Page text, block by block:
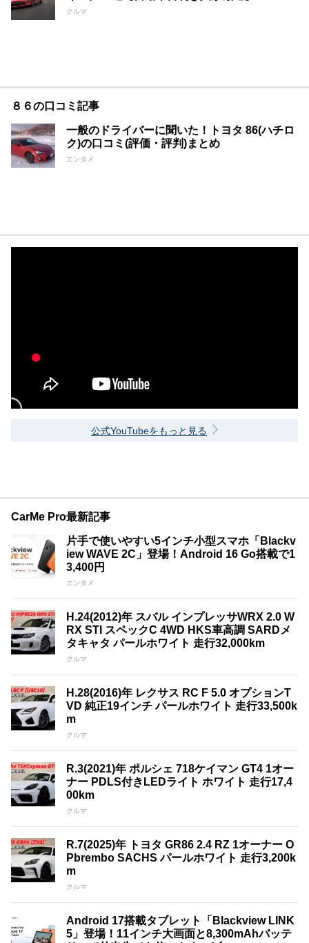
クルマ
８６の口コミ記事
一般のドライバーに聞いた！トヨタ 86(ハチロ
ク)の口コミ(評価・評判)まとめ
エンタメ
公式YouTubeをもっと見る
CarMe Pro最新記事
片手で使いやすい5インチ小型スマホ「Blackv
iew WAVE 2C」登場！Android 16 Go搭載で1
3,400円
エンタメ
H.24(2012)年 スバル インプレッサWRX 2.0 W
RX STI スペックC 4WD HKS車高調 SARDメ
タキャタ パールホワイト 走行32,000km
クルマ
H.28(2016)年 レクサス RC F 5.0 オプションT
VD 純正19インチ パールホワイト 走行33,500k
m
クルマ
R.3(2021)年 ポルシェ 718ケイマン GT4 1オー
ナー PDLS付きLEDライト ホワイト 走行17,4
00km
クルマ
R.7(2025)年 トヨタ GR86 2.4 RZ 1オーナー O
Pbrembo SACHS パールホワイト 走行3,200k
m
クルマ
Android 17搭載タブレット「Blackview LINK
5」登場！11インチ大画面と8,300mAhバッテ